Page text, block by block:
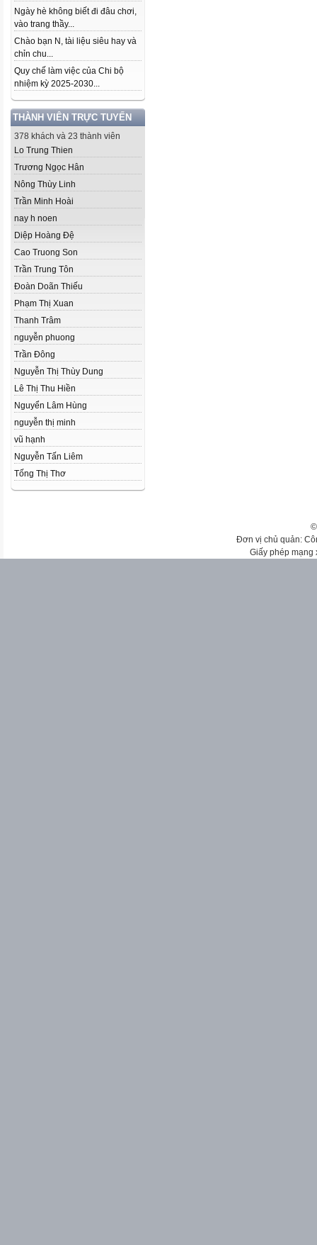
Ngày hè không biết đi đâu chơi,
vào trang thầy...
Chào bạn N, tài liệu siêu hay và
chỉn chu...
Quy chế làm việc của Chi bộ
nhiệm kỳ 2025-2030...
THÀNH VIÊN TRỰC TUYẾN
378 khách và 23 thành viên
Lo Trung Thien
Trương Ngọc Hân
Nông Thùy Linh
Trần Minh Hoài
nay h noen
Diệp Hoàng Đệ
Cao Truong Son
Trần Trung Tôn
Đoàn Doãn Thiếu
Phạm Thị Xuan
Thanh Trâm
nguyễn phuong
Trần Đông
Nguyễn Thị Thùy Dung
Lê Thị Thu Hiền
Nguyển Lâm Hùng
nguyễn thị minh
vũ hạnh
Nguyễn Tấn Liêm
Tống Thị Thơ
Đơn vị chủ quản:
Giấy phép mạng